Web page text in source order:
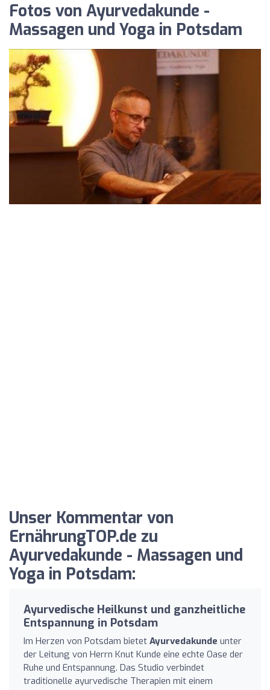
Fotos von Ayurvedakunde -
Massagen und Yoga in Potsdam
Unser Kommentar von
ErnährungTOP.de zu
Ayurvedakunde - Massagen und
Yoga in Potsdam:
Ayurvedische Heilkunst und ganzheitliche
Entspannung in Potsdam
Im Herzen von Potsdam bietet Ayurvedakunde unter
der Leitung von Herrn Knut Kunde eine echte Oase der
Ruhe und Entspannung. Das Studio verbindet
traditionelle ayurvedische Therapien mit einem